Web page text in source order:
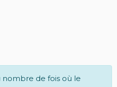
de fois où le